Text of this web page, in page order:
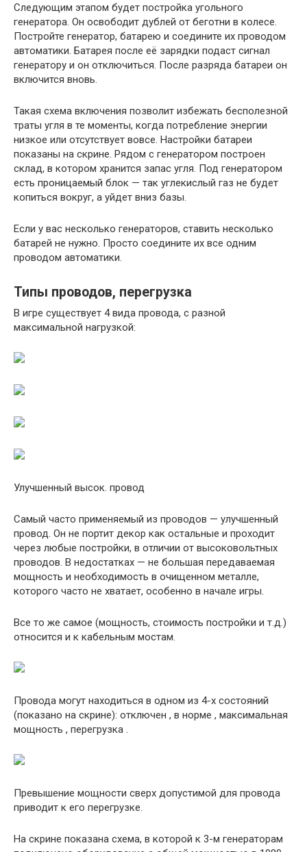
Следующим этапом будет постройка угольного
генератора. Он освободит дублей от беготни в колесе.
Постройте генератор, батарею и соедините их проводом
автоматики. Батарея после её зарядки подаст сигнал
генератору и он отключиться. После разряда батареи он
включится вновь.
Такая схема включения позволит избежать бесполезной
траты угля в те моменты, когда потребление энергии
низкое или отсутствует вовсе. Настройки батареи
показаны на скрине. Рядом с генератором построен
склад, в котором хранится запас угля. Под генератором
есть проницаемый блок — так углекислый газ не будет
копиться вокруг, а уйдет вниз базы.
Если у вас несколько генераторов, ставить несколько
батарей не нужно. Просто соедините их все одним
проводом автоматики.
Типы проводов, перегрузка
В игре существует 4 вида провода, с разной
максимальной нагрузкой:
Улучшенный высок. провод
Самый часто применяемый из проводов — улучшенный
провод. Он не портит декор как остальные и проходит
через любые постройки, в отличии от высоковольтных
проводов. В недостатках — не большая передаваемая
мощность и необходимость в очищенном металле,
которого часто не хватает, особенно в начале игры.
Все то же самое (мощность, стоимость постройки и т.д.)
относится и к кабельным мостам.
Провода могут находиться в одном из 4-х состояний
(показано на скрине): отключен , в норме , максимальная
мощность , перегрузка .
Превышение мощности сверх допустимой для провода
приводит к его перегрузке.
На скрине показана схема, в которой к 3-м генераторам